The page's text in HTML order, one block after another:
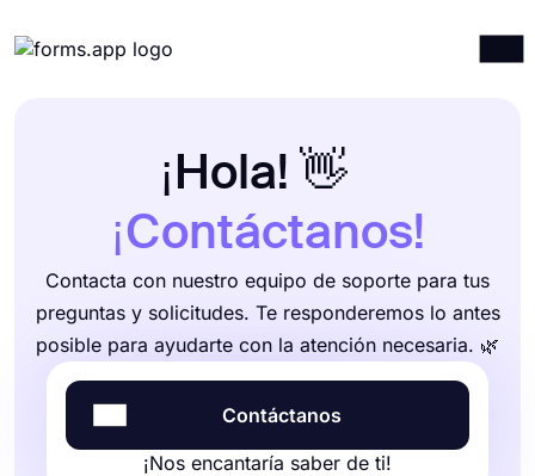
Integraciones
Recursos
¡Hola! 👋
¡Contáctanos!
Contacta con nuestro equipo de soporte para tus
preguntas y solicitudes. Te responderemos lo antes
posible para ayudarte con la atención necesaria. 🌿
Contáctanos
¡Nos encantaría saber de ti!